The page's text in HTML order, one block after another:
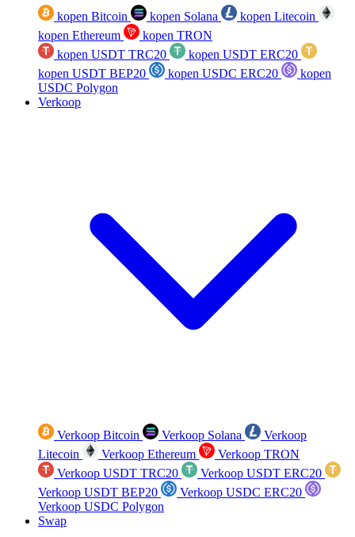
kopen Bitcoin kopen Solana
kopen Litecoin
kopen Ethereum
kopen TRON
kopen USDT TRC20
kopen USDT ERC20
kopen USDT BEP20
kopen USDC ERC20
kopen
USDC Polygon
Verkoop
Verkoop Bitcoin Verkoop Solana
Verkoop
Litecoin
Verkoop Ethereum
Verkoop TRON
Verkoop USDT TRC20
Verkoop USDT ERC20
Verkoop USDT BEP20
Verkoop USDC ERC20
Verkoop USDC Polygon
Swap